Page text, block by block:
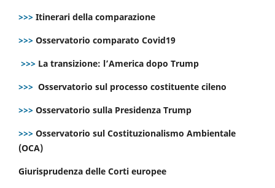
>>> Itinerari della comparazione
>>> Osservatorio comparato Covid19
>>> La transizione: l’America dopo Trump
>>> Osservatorio sul processo costituente cileno
>>> Osservatorio sulla Presidenza Trump
>>> Osservatorio sul Costituzionalismo Ambientale
(OCA)
Giurisprudenza delle Corti europee